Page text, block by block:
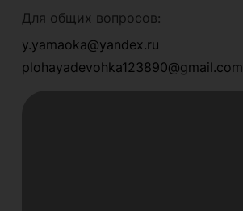
Для общих вопросов:
y.yamaoka@yandex.ru
plohayadevohka123890@gmail.com